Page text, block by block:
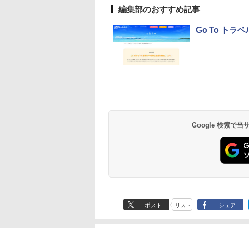
10,450円～
7,950円～
編集部のおすすめ記事
Go To トラベ
Google 検索で当
ポスト リスト シェア